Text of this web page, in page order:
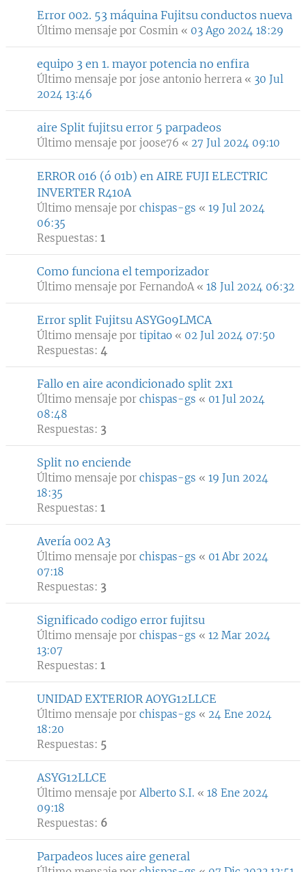
Error 002. 53 máquina Fujitsu conductos nueva
Último mensaje por Cosmin « 03 Ago 2024 18:29
equipo 3 en 1. mayor potencia no enfira
Último mensaje por jose antonio herrera « 30 Jul
2024 13:46
aire Split fujitsu error 5 parpadeos
Último mensaje por joose76 « 27 Jul 2024 09:10
ERROR 016 (ó 01b) en AIRE FUJI ELECTRIC
INVERTER R410A
Último mensaje por chispas-gs « 19 Jul 2024
06:35
Respuestas: 1
Como funciona el temporizador
Último mensaje por FernandoA« 18 Jul 2024 06:32
Error split Fujitsu ASYG09LMCA
Último mensaje por tipitao « 02 Jul 2024 07:50
Respuestas: 4
Fallo en aire acondicionado split 2x1
Último mensaje por chispas-gs « 01 Jul 2024
08:48
Respuestas: 3
Split no enciende
Último mensaje por chispas-gs « 19 Jun 2024
18:35
Respuestas: 1
Avería 002 A3
Último mensaje por chispas-gs « 01 Abr 2024
07:18
Respuestas: 3
Significado codigo error fujitsu
Último mensaje por chispas-gs « 12 Mar 2024
13:07
Respuestas: 1
UNIDAD EXTERIOR AOYG12LLCE
Último mensaje por chispas-gs « 24 Ene 2024
18:20
Respuestas: 5
ASYG12LLCE
Último mensaje porAlberto S.I. « 18 Ene 2024
09:18
Respuestas: 6
Parpadeos luces aire general